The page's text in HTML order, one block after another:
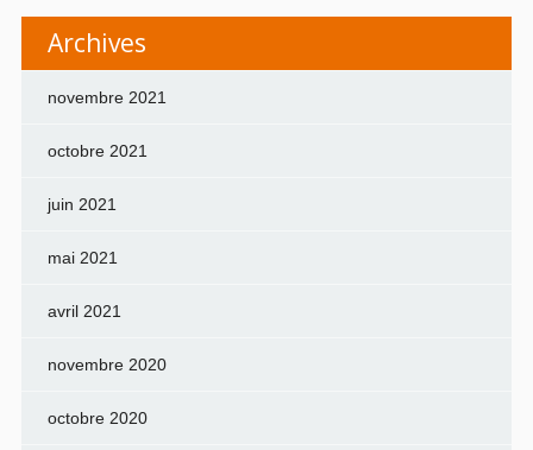
Archives
novembre 2021
octobre 2021
juin 2021
mai 2021
avril 2021
novembre 2020
octobre 2020